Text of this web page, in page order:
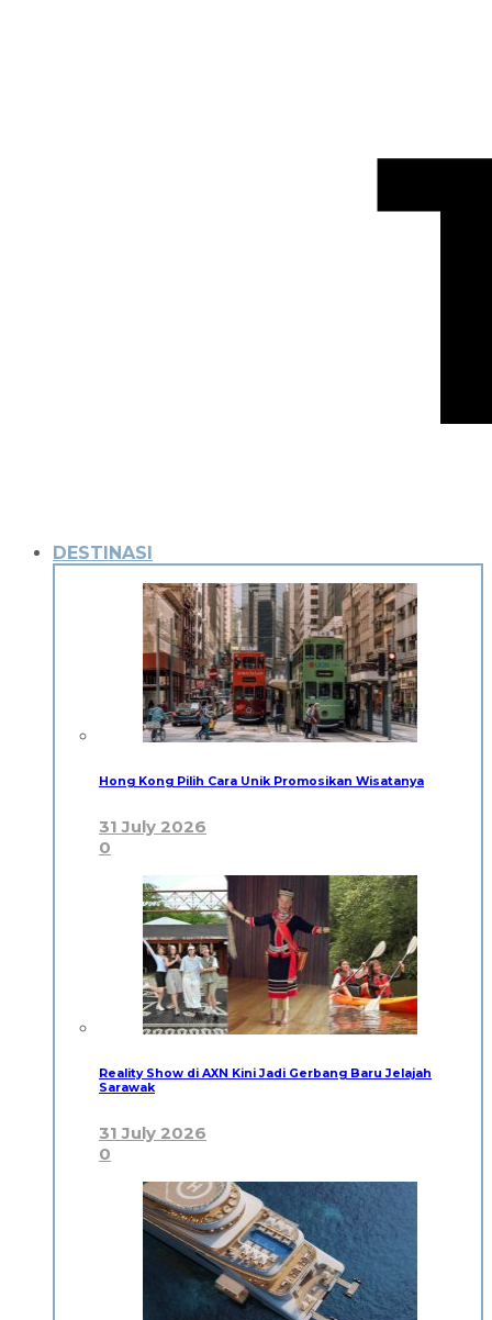
DESTINASI
Hong Kong Pilih Cara Unik Promosikan Wisatanya
31 July 2026
0
Reality Show di AXN Kini Jadi Gerbang Baru Jelajah
Sarawak
31 July 2026
0